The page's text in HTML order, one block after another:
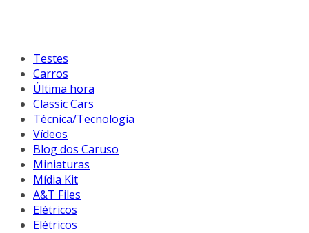
Testes
Carros
Última hora
Classic Cars
Técnica/Tecnologia
Vídeos
Blog dos Caruso
Miniaturas
Mídia Kit
A&T Files
Elétricos
Elétricos